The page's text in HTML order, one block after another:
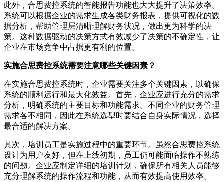
此外，合思费控系统的智能报告功能也大大提升了决策效率。
系统可以根据企业的需求生成各类财务报表，提供可视化的数
据分析，帮助管理层清晰理解财务状况，做出更为科学的决
策。这种数据驱动的决策方式有效减少了决策的不确定性，让
企业在市场竞争中占据更有利的位置。
实施合思费控系统需要注意哪些关键因素？
在实施合思费控系统时，企业需要关注多个关键因素，以确保
系统的顺利运行和最大化效益。首先，企业应进行充分的需求
分析，明确系统的主要目标和功能需求。不同企业的财务管理
需求各不相同，因此在系统选型时要结合自身实际情况，选择
最合适的解决方案。
其次，培训员工是实施过程中的重要环节。虽然合思费控系统
设计为用户友好，但在上线初期，员工仍可能面临操作不熟练
的问题。企业应制定详细的培训计划，确保所有相关人员能够
充分理解系统的操作流程和功能，从而有效提高使用效率。